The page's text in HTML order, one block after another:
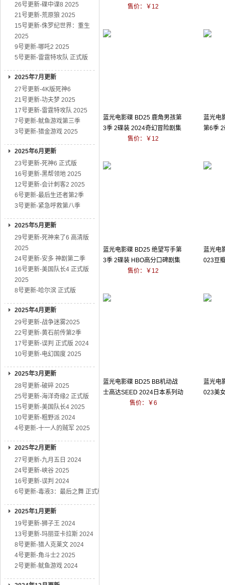
26号更新-碟中谍8 2025
21号更新-荒原狼 2025
15号更新-侏罗纪世界：重生
2025
9号更新-哪吒2 2025
5号更新-雷霆特攻队 正式版
2025年7月更新
27号更新-4K版死神6
21号更新-功夫梦 2025
17号更新-雷霆特攻队 2025
7号更新-鱿鱼游戏第三季
3号更新-猎金游戏 2025
2025年6月更新
23号更新-死神6 正式版
16号更新-黑帮领地 2025
12号更新-会计刺客2 2025
6号更新-最后生还者第2季
3号更新-紧急呼救第八季
2025年5月更新
29号更新-死神来了6 高清版
2025
24号更新-安多 神剧第二季
16号更新-美国队长4 正式版
2025
8号更新-哈尔滨 正式版
2025年4月更新
29号更新-战争迷雾2025
22号更新-黄石前传第2季
17号更新-误判 正式版 2024
10号更新-电幻国度 2025
2025年3月更新
28号更新-破碎 2025
25号更新-海洋奇缘2 正式版
15号更新-美国队长4 2025
10号更新-粗野派 2024
4号更新-十一人的贼军 2025
2025年2月更新
27号更新-九月五日 2024
24号更新-峡谷 2025
16号更新-误判 2024
6号更新-毒液3：最后之舞 正式版
2025年1月更新
19号更新-狮子王 2024
13号更新-玛丽亚卡拉斯 2024
8号更新-猎人克莱文 2024
4号更新-角斗士2 2025
2号更新-鱿鱼游戏 2024
售价：￥12
蓝光电影碟 BD25 鹿角男孩第
3季 2碟装 2024奇幻冒险剧集
售价：￥12
蓝光电
第6季
蓝光电影碟 BD25 绝望写手第
3季 2碟装 HBO高分口碑剧集
售价：￥12
蓝光电
023豆
蓝光电影碟 BD25 BB机动战
士高达SEED 2024日本系列动
售价：￥6
蓝光电
023美